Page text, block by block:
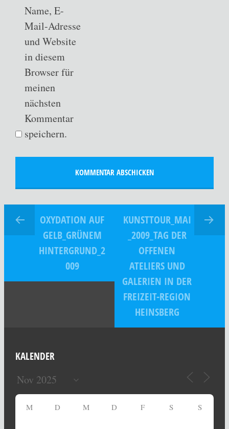
Name, E-
Mail-Adresse
und Website
in diesem
Browser für
meinen
nächsten
Kommentar
speichern.
OXYDATION AUF
GELB_GRÜNEM
HINTERGRUND_2
009
KUNSTTOUR_MAI
_2009_TAG DER
OFFENEN
ATELIERS UND
GALERIEN IN DER
FREIZEIT-REGION
HEINSBERG
KALENDER
M D M D F S S